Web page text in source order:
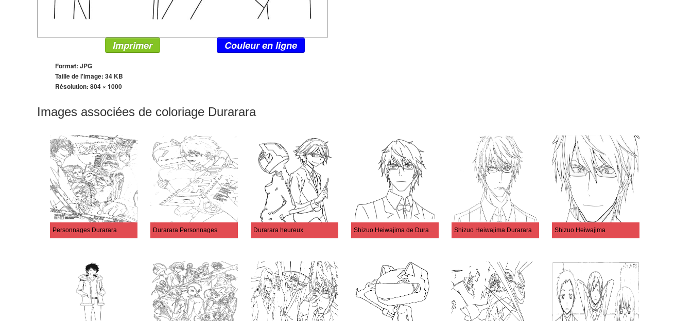
Imprimer Couleur en ligne
Format: JPG
Taille de l'image: 34 KB
Résolution: 804 × 1000
Images associées de coloriage Durarara
Personnages Durarara Durarara Personnages Durarara heureux Shizuo Heiwajima de Durarara Shizuo Heiwajima Durarara Shizuo Heiwajima